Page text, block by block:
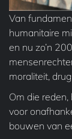
Van
humanitaire
en nu zo’n
moraliteit,
Om die
voor
bouwen van